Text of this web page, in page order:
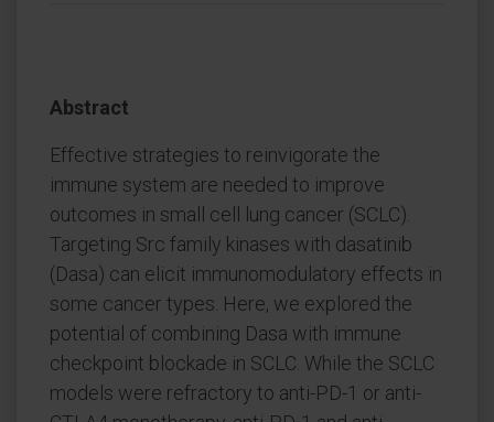
Abstract
Effective strategies to reinvigorate the
immune system are needed to improve
outcomes in small cell lung cancer (SCLC).
Targeting Src family kinases with dasatinib
(Dasa) can elicit immunomodulatory effects in
some cancer types. Here, we explored the
potential of combining Dasa with immune
checkpoint blockade in SCLC. While the SCLC
models were refractory to anti-PD-1 or anti-